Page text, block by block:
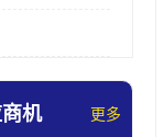
机 更多